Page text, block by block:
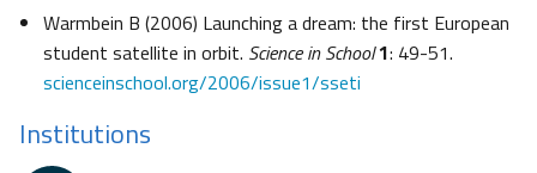
Warmbein B (2006) Launching a dream: the first European
student satellite in orbit. Science in School1: 49-51.
scienceinschool.org/2006/issue1/sseti
Institutions